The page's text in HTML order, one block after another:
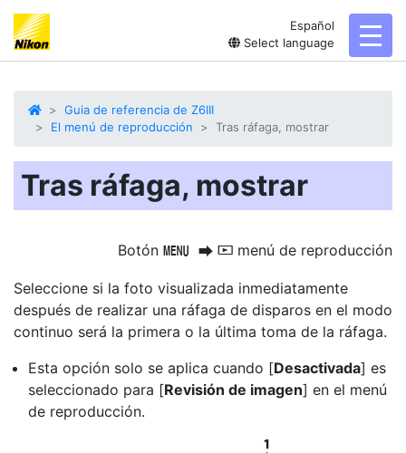
Español
Select language
Guia de referencia de Z6III
El menú de reproducción
Tras ráfaga, mostrar
Tras ráfaga, mostrar
Botón G U D menú de reproducción
Seleccione si la foto visualizada inmediatamente
después de realizar una ráfaga de disparos en el modo
continuo será la primera o la última toma de la ráfaga.
Esta opción solo se aplica cuando [Desactivada] es
seleccionado para [Revisión de imagen] en el menú
de reproducción.